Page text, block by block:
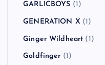
GARLICBOYS (1)
GENERATION X (1)
Ginger Wildheart (1)
Goldfinger (1)